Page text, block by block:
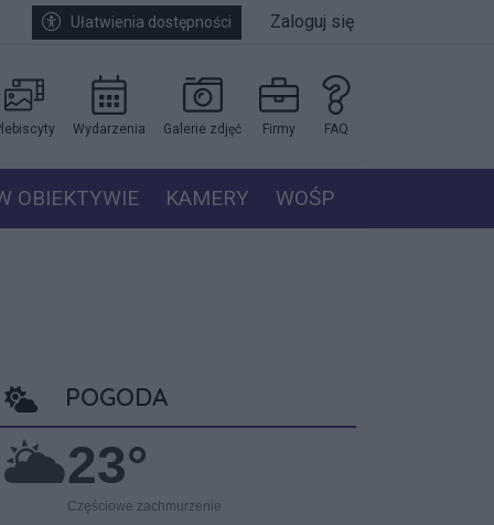
Ułatwienia dostępności Zaloguj się
Wydarzenia Galerie zdjęć Firmy FAQ
OBIEKTYWIE KAMERY WOŚP
POGODA